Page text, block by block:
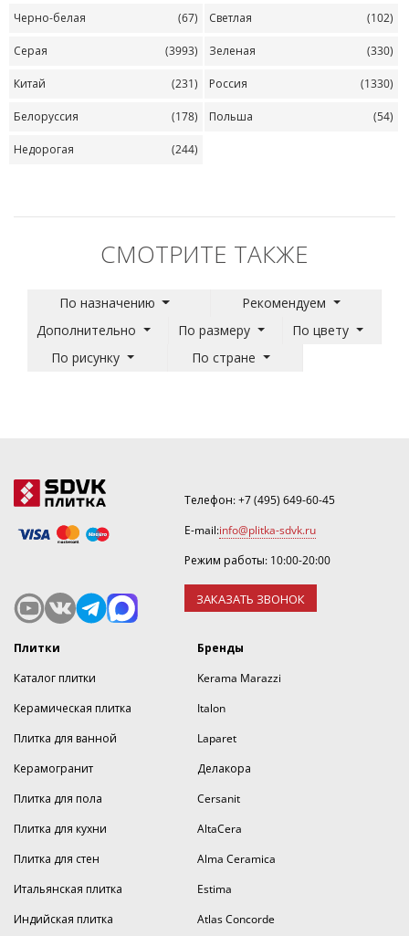
Черно-белая (67) Светлая (102)
Серая (3993) Зеленая (330)
Китай (231) Россия (1330)
Белоруссия (178) Польша (54)
Недорогая (244)
СМОТРИТЕ ТАКЖЕ
По назначению
Рекомендуем
Дополнительно
По размеру
По цвету
По рисунку
По стране
Телефон:+7 (495) 649-60-45
E-mail:info@plitka-sdvk.ru
Режим работы: 10:00-20:00
ЗАКАЗАТЬ ЗВОНОК
Плитки
Каталог плитки
Керамическая плитка
Плитка для ванной
Керамогранит
Плитка для пола
Плитка для кухни
Плитка для стен
Итальянская плитка
Индийская плитка
Бренды
Kerama Marazzi
Italon
Laparet
Делакора
Cersanit
AltaCera
Alma Ceramica
Estima
Atlas Concorde